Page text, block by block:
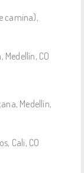
camina),
CO
Medellín,
Cali, CO